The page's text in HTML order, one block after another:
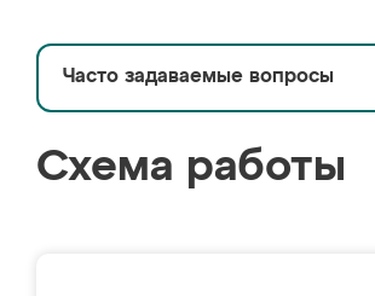
Часто задаваемые вопросы
Схема работы